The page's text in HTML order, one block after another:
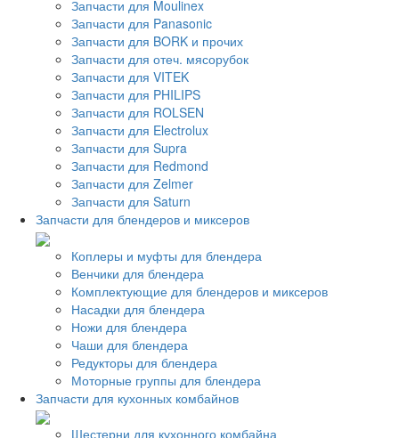
Запчасти для Moulinex
Запчасти для Panasonic
Запчасти для BORK и прочих
Запчасти для отеч. мясорубок
Запчасти для VITEK
Запчасти для PHILIPS
Запчасти для ROLSEN
Запчасти для Electrolux
Запчасти для Supra
Запчасти для Redmond
Запчасти для Zelmer
Запчасти для Saturn
Запчасти для блендеров и миксеров
Коплеры и муфты для блендера
Венчики для блендера
Комплектующие для блендеров и миксеров
Насадки для блендера
Ножи для блендера
Чаши для блендера
Редукторы для блендера
Моторные группы для блендера
Запчасти для кухонных комбайнов
Шестерни для кухонного комбайна